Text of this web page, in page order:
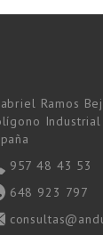
Ramos
957 48 43 53
648 923 797